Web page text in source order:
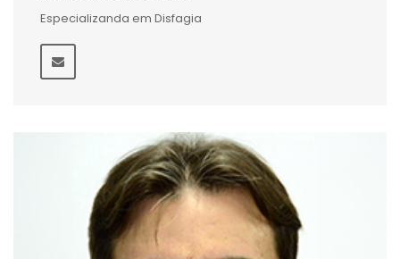
Especializanda em Disfagia